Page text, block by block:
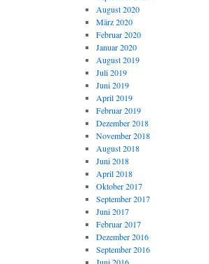
August 2020
März 2020
Februar 2020
Januar 2020
August 2019
Juli 2019
Juni 2019
April 2019
Februar 2019
Dezember 2018
November 2018
August 2018
Juni 2018
April 2018
Oktober 2017
September 2017
Juni 2017
Februar 2017
Dezember 2016
September 2016